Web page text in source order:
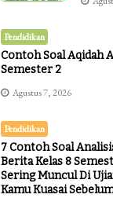
Pendidikan
Contoh Soal Aqidah
Semester 2
Agustus 7, 2026
Pendidikan
7 Contoh Soal
Berita Kelas 8
Sering Muncul Di
Kamu Kuasai